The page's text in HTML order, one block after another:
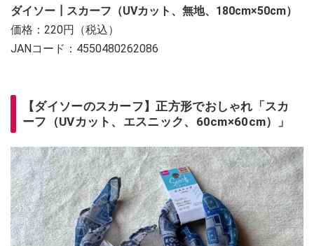
ダイソー┃スカーフ（UVカット、無地、180cm×50cm）
価格：220円（税込）
JANコード：4550480262086
【ダイソーのスカーフ】正方形でおしゃれ「スカ
ーフ（UVカット、エスニック、60cm×60cm）」